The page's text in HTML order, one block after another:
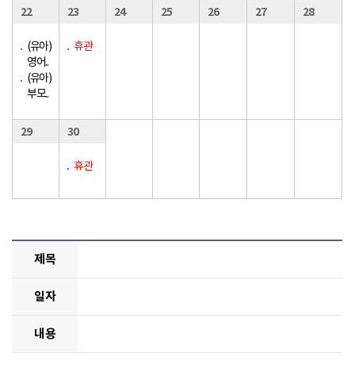
22
(유아)
영어..
(유아)
부모..
23
휴관
24 25 26 27 28
29 30
휴관
제목
일자
내용